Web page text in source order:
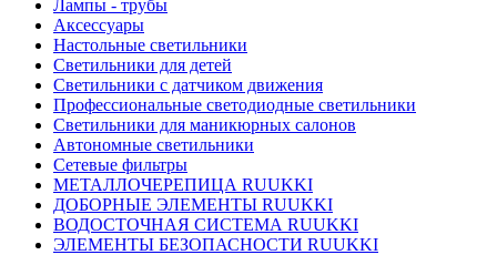
Лампы - трубы
Аксессуары
Настольные светильники
Светильники для детей
Светильники с датчиком движения
Профессиональные светодиодные светильники
Светильники для маникюрных салонов
Автономные светильники
Сетевые фильтры
МЕТАЛЛОЧЕРЕПИЦА RUUKKI
ДОБОРНЫЕ ЭЛЕМЕНТЫ RUUKKI
ВОДОСТОЧНАЯ СИСТЕМА RUUKKI
ЭЛЕМЕНТЫ БЕЗОПАСНОСТИ RUUKKI